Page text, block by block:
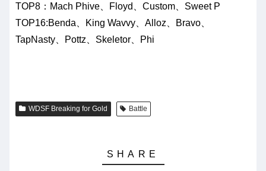
TOP8：Mach Phive、Floyd、Custom、Sweet P
TOP16:Benda、King Wavvy、Alloz、Bravo、
TapNasty、Pottz、Skeletor、Phi
WDSF Breaking for Gold Battle